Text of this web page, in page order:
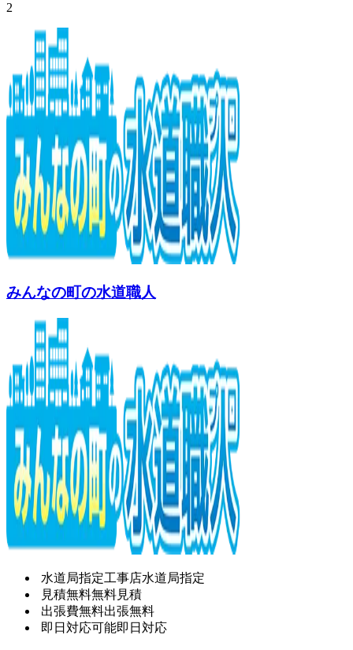
2
みんなの町の水道職人
水道局指定工事店水道局指定
見積無料無料見積
出張費無料出張無料
即日対応可能即日対応